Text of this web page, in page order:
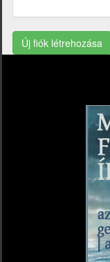
Új fiók létrehozása